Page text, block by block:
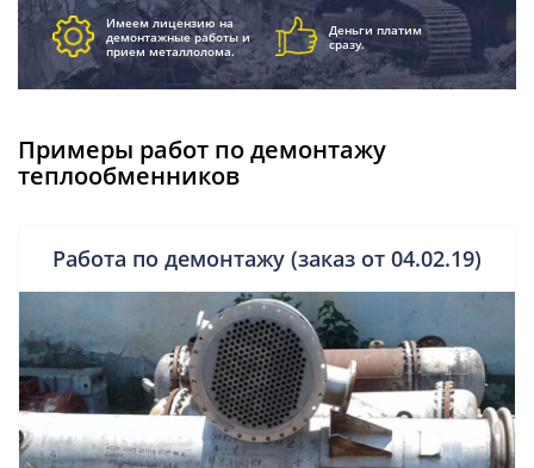
Имеем лицензию на
демонтажные работы и
прием металлолома.
Деньги платим
сразу.
Примеры работ по демонтажу
теплообменников
Работа по демонтажу (заказ от 04.02.19)